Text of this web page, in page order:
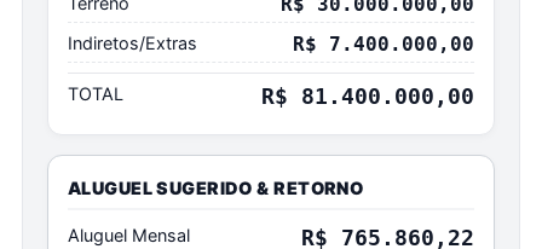
Indiretos/Extras R$ 7.400.000,00
TOTAL R$ 81.400.000,00
ALUGUEL SUGERIDO& RETORNO
Aluguel Mensal R$ 765.860,22